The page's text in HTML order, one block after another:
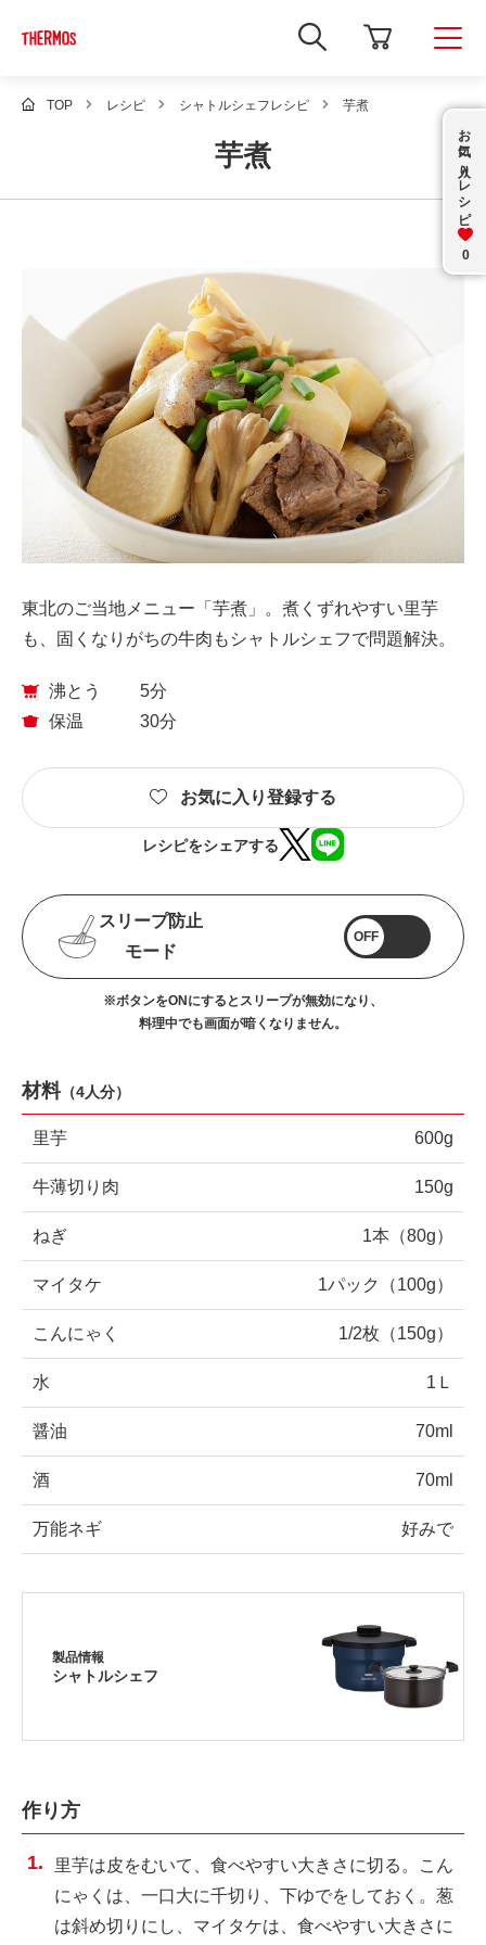
新
し
ィ
ン
サ
ま
す
TOP レシピ シャトルシェフレシピ 芋煮
芋煮 お気に入り
レシピ
0
東北のご当地メニュー「芋煮」。煮くずれやすい里芋
も、固くなりがちの牛肉もシャトルシェフで問題解決。
沸とう
5分
保温
30分
お気に入り登録する
レシピをシェアする
スリープ防止
モード
OFF
※ボタンをONにするとスリープが無効になり、
料理中でも画面が暗くなりません。
材料（4人分）
里芋 600g
牛薄切り肉 150g
ねぎ 1本（80g）
マイタケ 1パック（100g）
こんにゃく 1/2枚（150g）
水 1Ｌ
醤油 70ml
酒 70ml
万能ネギ 好みで
製品情報
シャトルシェフ
作り方
里芋は皮をむいて、食べやすい大きさに切る。こん
にゃくは、一口大に千切り、下ゆでをしておく。葱
は斜め切りにし、マイタケは、食べやすい大きさに